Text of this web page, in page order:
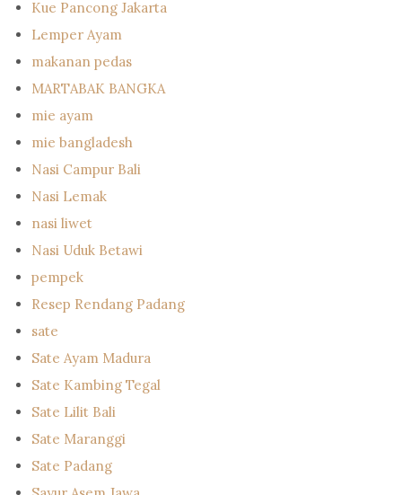
Kue Pancong Jakarta
Lemper Ayam
makanan pedas
MARTABAK BANGKA
mie ayam
mie bangladesh
Nasi Campur Bali
Nasi Lemak
nasi liwet
Nasi Uduk Betawi
pempek
Resep Rendang Padang
sate
Sate Ayam Madura
Sate Kambing Tegal
Sate Lilit Bali
Sate Maranggi
Sate Padang